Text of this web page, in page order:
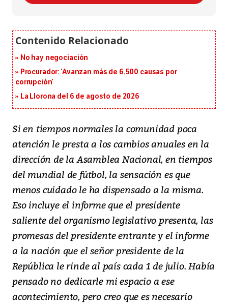
No hay negociación
Procurador: ‘Avanzan más de 6,500 causas por
corrupción’
La Llorona del 6 de agosto de 2026
Si en tiempos normales la comunidad poca
atención le presta a los cambios anuales en la
dirección de la Asamblea Nacional, en tiempos
del mundial de fútbol, la sensación es que
menos cuidado le ha dispensado a la misma.
Eso incluye el informe que el presidente
saliente del organismo legislativo presenta, las
promesas del presidente entrante y el informe
a la nación que el señor presidente de la
República le rinde al país cada 1 de julio. Había
pensado no dedicarle mi espacio a ese
acontecimiento, pero creo que es necesario